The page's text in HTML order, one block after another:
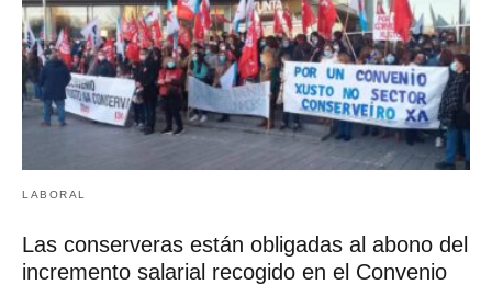
LABORAL
Las conserveras están obligadas al abono del
incremento salarial recogido en el Convenio